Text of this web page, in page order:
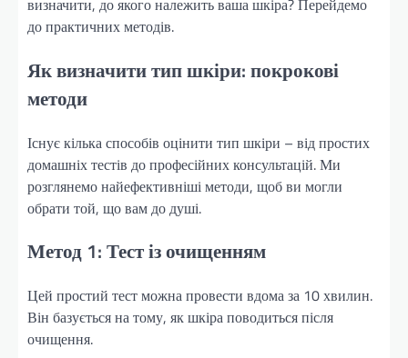
визначити, до якого належить ваша шкіра? Перейдемо
до практичних методів.
Як визначити тип шкіри: покрокові
методи
Існує кілька способів оцінити тип шкіри – від простих
домашніх тестів до професійних консультацій. Ми
розглянемо найефективніші методи, щоб ви могли
обрати той, що вам до душі.
Метод 1: Тест із очищенням
Цей простий тест можна провести вдома за 10 хвилин.
Він базується на тому, як шкіра поводиться після
очищення.